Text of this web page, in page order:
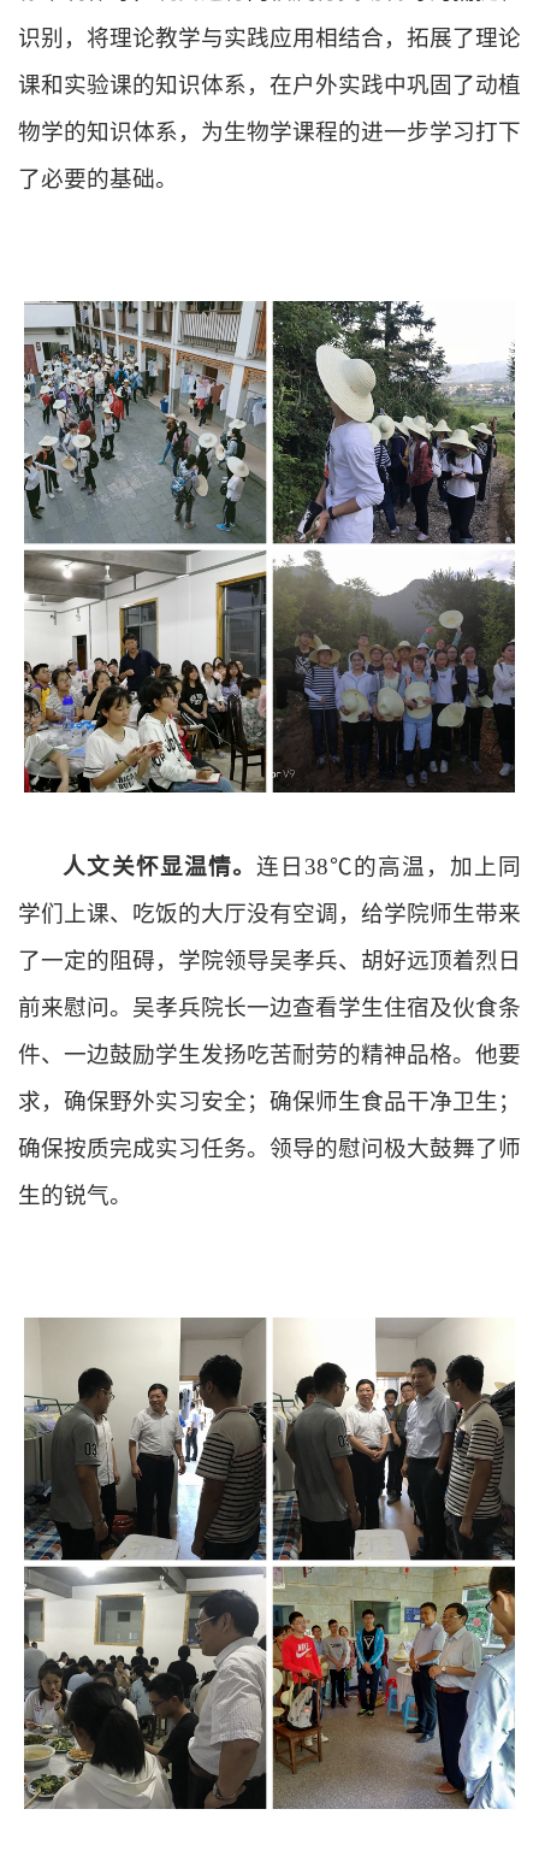
识别，将理论教学与实践应用相结合，拓展了理论
课和实验课的知识体系，在户外实践中巩固了动植
物学的知识体系，为生物学课程的进一步学习打下
了必要的基础。
人文关怀显温情。 连日38℃的高温，加上同
学们上课、吃饭的大厅没有空调，给学院师生带来
了一定的阻碍，学院领导吴孝兵、胡好远顶着烈日
前来慰问。吴孝兵院长一边查看学生住宿及伙食条
件、一边鼓励学生发扬吃苦耐劳的精神品格。他要
求，确保野外实习安全；确保师生食品干净卫生；
确保按质完成实习任务。领导的慰问极大鼓舞了师
生的锐气。